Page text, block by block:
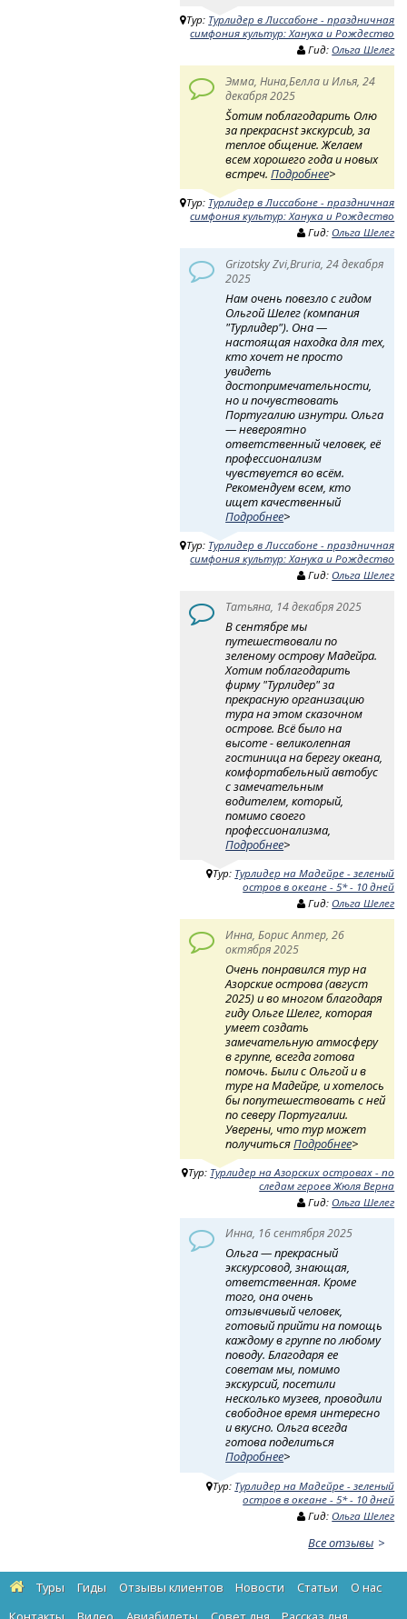
Тур: Турлидер в Лиссабоне - праздничная
симфония культур: Ханука и Рождество
Гид: Ольга Шелег
Эмма, Нина,Белла и Илья, 24
декабря 2025
Šотим поблагодарить Олю
за прекраснst экскурсиb, за
теплое общение. Желаем
всем хорошего года и новых
встреч.Подробнее>
Тур: Турлидер в Лиссабоне - праздничная
симфония культур: Ханука и Рождество
Гид: Ольга Шелег
Grizotsky Zvi,Bruria, 24 декабря
2025
Нам очень повезло с гидом
Ольгой Шелег (компания
"Турлидер"). Она —
настоящая находка для тех,
кто хочет не просто
увидеть
достопримечательности,
но и почувствовать
Португалию изнутри. Ольга
— невероятно
ответственный человек, её
профессионализм
чувствуется во всём.
Рекомендуем всем, кто
ищет качественный
Подробнее>
Тур: Турлидер в Лиссабоне - праздничная
симфония культур: Ханука и Рождество
Гид: Ольга Шелег
Татьяна, 14 декабря 2025
В сентябре мы
путешествовали по
зеленому острову Мадейра.
Хотим поблагодарить
фирму "Турлидер" за
прекрасную организацию
тура на этом сказочном
острове. Всё было на
высоте - великолепная
гостиница на берегу океана,
комфортабельный автобус
с замечательным
водителем, который,
помимо своего
профессионализма,
Подробнее>
Тур: Турлидер на Мадейре - зеленый
остров в океане - 5* - 10 дней
Гид: Ольга Шелег
Инна, Борис Аптер, 26
октября 2025
Очень понравился тур на
Азорские острова (август
2025) и во многом благодаря
гиду Ольге Шелег, которая
умеет создать
замечательную атмосферу
в группе, всегда готова
помочь. Были с Ольгой и в
туре на Мадейре, и хотелось
бы попутешествовать с ней
по северу Португалии.
Уверены, что тур может
получитьсяПодробнее>
Тур: Турлидер на Азорских островах - по
следам героев Жюля Верна
Гид: Ольга Шелег
Инна, 16 сентября 2025
Ольга — прекрасный
экскурсовод, знающая,
ответственная. Кроме
того, она очень
отзывчивый человек,
готовый прийти на помощь
каждому в группе по любому
поводу. Благодаря ее
советам мы, помимо
экскурсий, посетили
несколько музеев, проводили
свободное время интересно
и вкусно. Ольга всегда
готова поделиться
Подробнее>
Тур: Турлидер на Мадейре - зеленый
остров в океане - 5* - 10 дней
Гид: Ольга Шелег
Все отзывы
Туры Гиды Отзывы клиентов Новости Статьи
О нас